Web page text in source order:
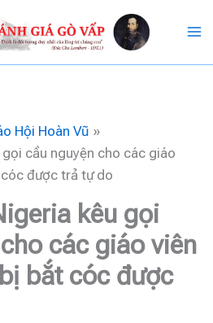
Hội Hoàn Vũ
cầu nguyện cho các giáo
được trả tự do
kêu gọi
các giáo viên
bắt cóc được